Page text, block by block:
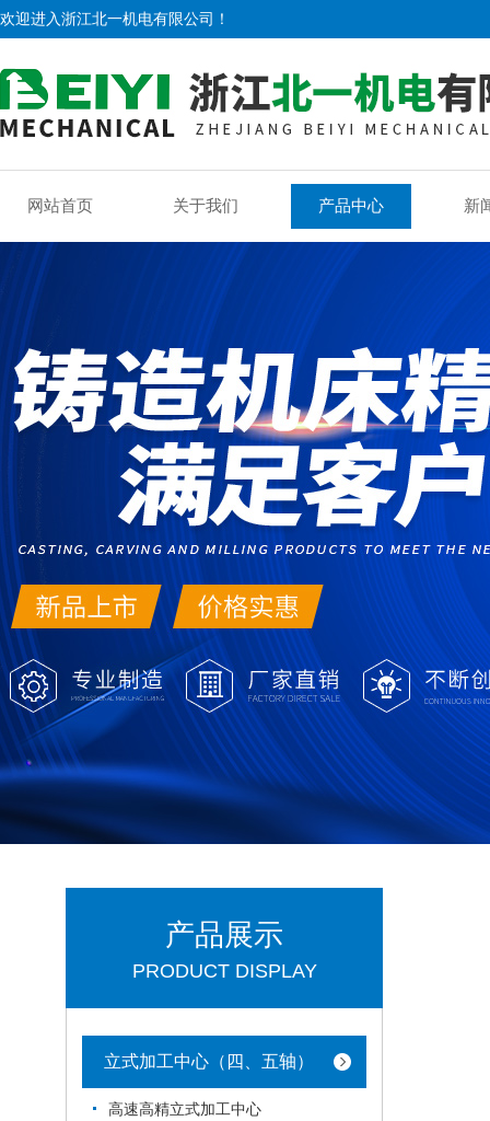
欢迎进入浙江北一机电有限公司！
网站首页 关于我们 产品中心 新
产品展示
PRODUCT DISPLAY
立式加工中心（四、五轴）
高速高精立式加工中心